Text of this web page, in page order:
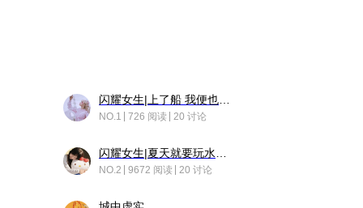
NO.1 726 阅读 20 讨论
NO.2 9672 阅读 20 讨论